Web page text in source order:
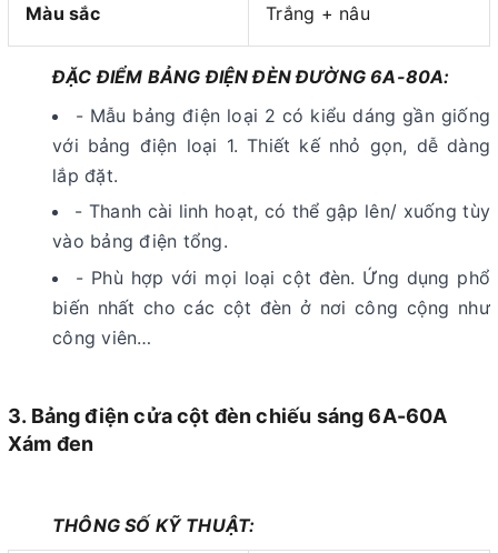
Màu sắc Trắng + nâu
ĐẶC ĐIỂM BẢNG ĐIỆN ĐÈN ĐƯỜNG 6A-80A:
- Mẫu bảng điện loại 2 có kiểu dáng gần giống
với bảng điện loại 1. Thiết kế nhỏ gọn, dễ dàng
lắp đặt.
- Thanh cài linh hoạt, có thể gập lên/ xuống tùy
vào bảng điện tổng.
- Phù hợp với mọi loại cột đèn. Ứng dụng phổ
biến nhất cho các cột đèn ở nơi công cộng như
công viên…
3. Bảng điện cửa cột đèn chiếu sáng 6A-60A
Xám đen
THÔNG SỐ KỸ THUẬT: